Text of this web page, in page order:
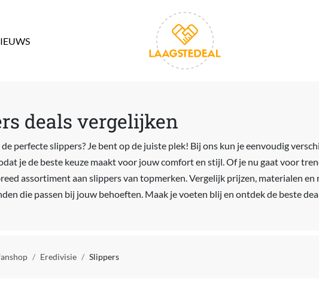
deals vergelijken
perfecte slippers? Je bent op de juiste plek! Bij ons kun je eenvoudig
je de beste keuze maakt voor jouw comfort en stijl. Of je nu gaat voor
assortiment aan slippers van topmerken. Vergelijk prijzen, materialen en
die passen bij jouw behoeften. Maak je voeten blij en ontdek de beste
Eredivisie Slippers